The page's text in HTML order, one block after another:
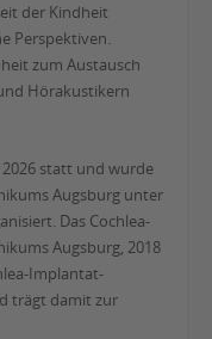
der Kindheit
Perspektiven.
zum Austausch
Hörakustikern
statt und wurde
Augsburg unter
Das Cochlea-
Augsburg, 2018
Implantat-
trägt damit zur